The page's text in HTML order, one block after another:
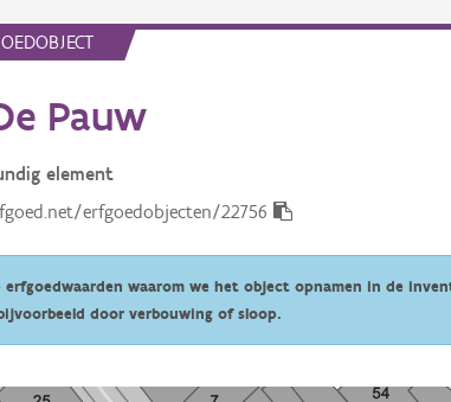
Pauw
element
erfgoedobjecten/22756
waarom we het object opnamen in de
door verbouwing of sloop.